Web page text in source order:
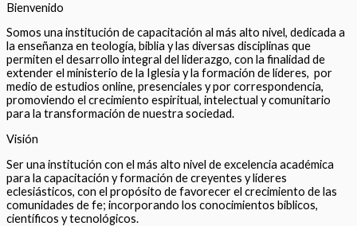
Bienvenido
Somos una institución de capacitación al más alto nivel, dedicada a
la enseñanza en teología, biblia y las diversas disciplinas que
permiten el desarrollo integral del liderazgo, con la finalidad de
extender el ministerio de la Iglesia y la formación de líderes, por
medio de estudios online, presenciales y por correspondencia,
promoviendo el crecimiento espiritual, intelectual y comunitario
para la transformación de nuestra sociedad.
Visión
Ser una institución con el más alto nivel de excelencia académica
para la capacitación y formación de creyentes y líderes
eclesiásticos, con el propósito de favorecer el crecimiento de las
comunidades de fe; incorporando los conocimientos bíblicos,
científicos y tecnológicos.